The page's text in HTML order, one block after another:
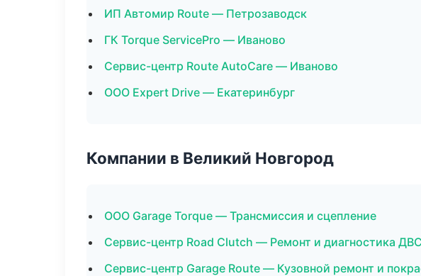
ИП Автомир Route — Петрозаводск
ГК Torque ServicePro — Иваново
Сервис-центр Route AutoCare — Иваново
ООО Expert Drive — Екатеринбург
Компании в Великий Новгород
ООО Garage Torque — Трансмиссия и сцепление
Сервис-центр Road Clutch — Ремонт и диагностика ДВС
Сервис-центр Garage Route — Кузовной ремонт и